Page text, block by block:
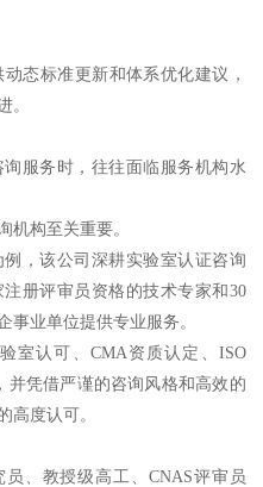
态标准更新和体系优化建议，
。
服务时，往往面临服务机构水
机构至关重要。
，该公司深耕实验室认证咨询
册评审员资格的技术专家和30
事业单位提供专业服务。
室认可、CMA资质认定、ISO
并凭借严谨的咨询风格和高效的
高度认可。
、教授级高工、CNAS评审员